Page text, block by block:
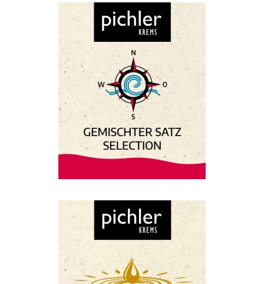
Gemischter Satz Selection 2025
€6,90